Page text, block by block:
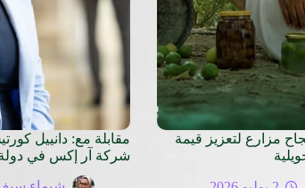
مزارع لتعزيز قيمة
مقابلة مع: دانييل
شركة آر إكس في دولة